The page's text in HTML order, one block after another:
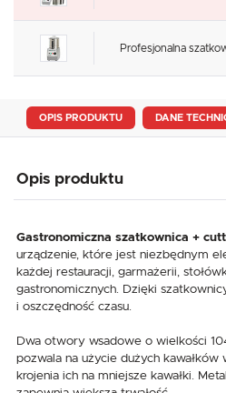
Profesjonalna
OPIS PRODUKTU DANE
Opis produktu
Gastronomiczna szatkownica +
urządzenie, które jest niezbędnym
każdej restauracji, garmażerii,
gastronomicznych. Dzięki
i oszczędność czasu.
Dwa otwory wsadowe o wielkości
pozwala na użycie dużych
krojenia ich na mniejsze kawałki.